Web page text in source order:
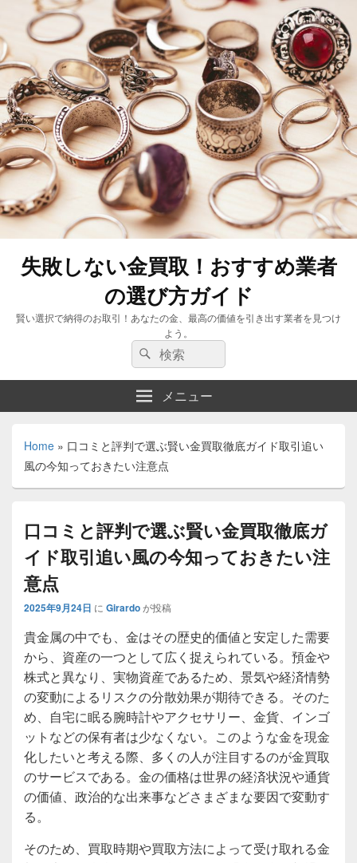
失敗しない金買取！おすすめ業者
の選び方ガイド
賢い選択で納得のお取引！あなたの金、最高の価値を引き出す業者を見つけ
よう。
検
索:
検
索
メニュー
Home » 口コミと評判で選ぶ賢い金買取徹底ガイド取引追い
風の今知っておきたい注意点
口コミと評判で選ぶ賢い金買取徹底ガ
イド取引追い風の今知っておきたい注
意点
2025年9月24日 に Girardoが投稿
貴金属の中でも、金はその歴史的価値と安定した需要
から、資産の一つとして広く捉えられている。 預金や
株式と異なり、実物資産であるため、景気や経済情勢
の変動によるリスクの分散効果が期待できる。そのた
め、自宅に眠る腕時計やアクセサリー、金貨、インゴ
ットなどの保有者は少なくない。このような金を現金
化したいと考える際、多くの人が注目するのが金買取
のサービスである。金の価格は世界の経済状況や通貨
の価値、政治的な出来事などさまざまな要因で変動す
る。
そのため、買取時期や買取方法によって受け取れる金